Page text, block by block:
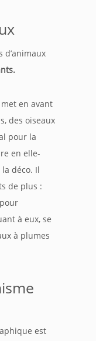
d’animaux
en avant
des oiseaux
pour la
en elle-
déco. Il
de plus :
à eux, se
à plumes
est